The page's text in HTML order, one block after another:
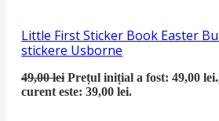
Little First Sticker Book Easter
stickere Usborne
49,00lei Prețul inițial a fost: 49,00 lei.
curent este: 39,00 lei.